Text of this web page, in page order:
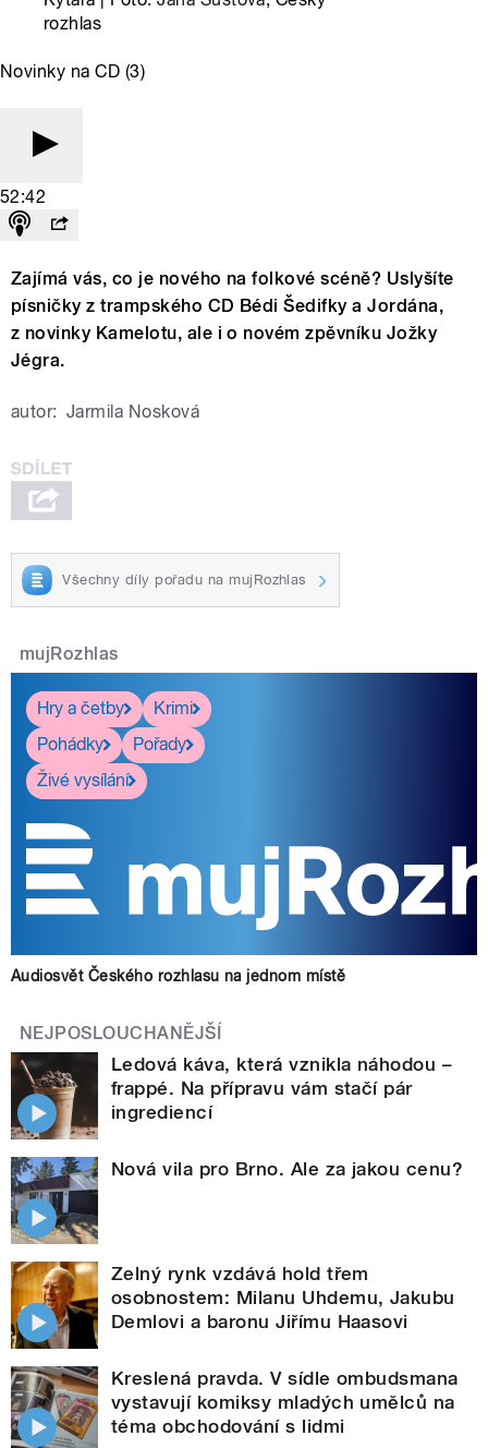
rozhlas
Novinky na CD (3)
52:42
Zajímá vás, co je nového na folkové scéně? Uslyšíte
písničky z trampského CD Bédi Šedifky a Jordána,
z novinky Kamelotu, ale i o novém zpěvníku Jožky
Jégra.
autor: Jarmila Nosková
Všechny díly pořadu na mujRozhlas
mujRozhlas
Hry a četby
Krimi
Pohádky
Pořady
Živé vysílání
Audiosvět Českého rozhlasu na jednom místě
NEJPOSLOUCHANĚJŠÍ
Ledová káva, která vznikla náhodou –
frappé. Na přípravu vám stačí pár
ingrediencí
Nová vila pro Brno. Ale za jakou cenu?
Zelný rynk vzdává hold třem
osobnostem: Milanu Uhdemu, Jakubu
Demlovi a baronu Jiřímu Haasovi
Kreslená pravda. V sídle ombudsmana
vystavují komiksy mladých umělců na
téma obchodování s lidmi